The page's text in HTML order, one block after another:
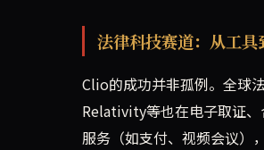
法律科技赛道：从工具
Clio的成功并非孤例。全球
Relativity等也在电子取证
服务（如支付、视频会议）